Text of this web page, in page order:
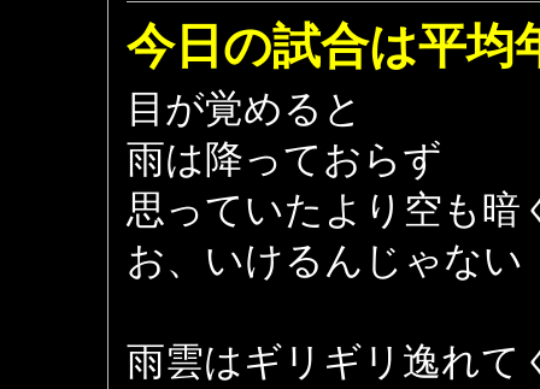
今日の試合は平均
目が覚めると
雨は降っておらず
思っていたより空も暗
お、いけるんじゃない
雨雲はギリギリ逸れて